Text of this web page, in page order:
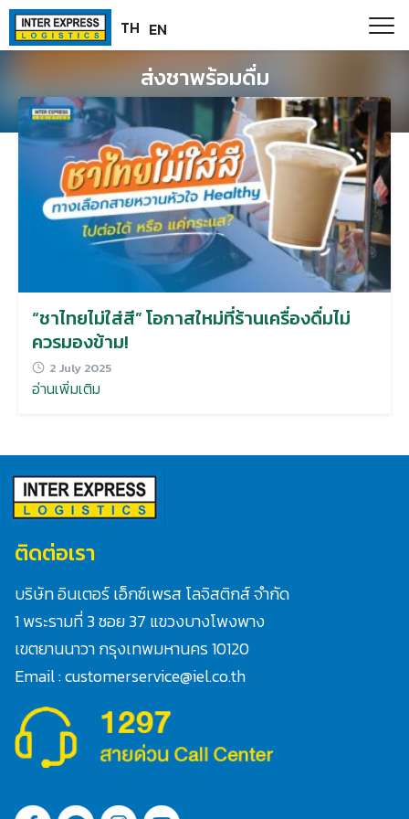
Paste this code as high in the of the page as possible:
content
TH EN
Search
ส่งชาพร้อมดื่ม
“ชาไทยไม่ใส่สี” โอกาสใหม่ที่ร้านเครื่องดื่มไม่
ควรมองข้าม!
2 July 2025
อ่านเพิ่มเติม
ติดต่อเรา
บริษัท อินเตอร์ เอ็กซ์เพรส โลจิสติกส์ จำกัด
1 พระรามที่ 3 ซอย 37 แขวงบางโพงพาง
เขตยานนาวา กรุงเทพมหานคร 10120
Email : customerservice@iel.co.th